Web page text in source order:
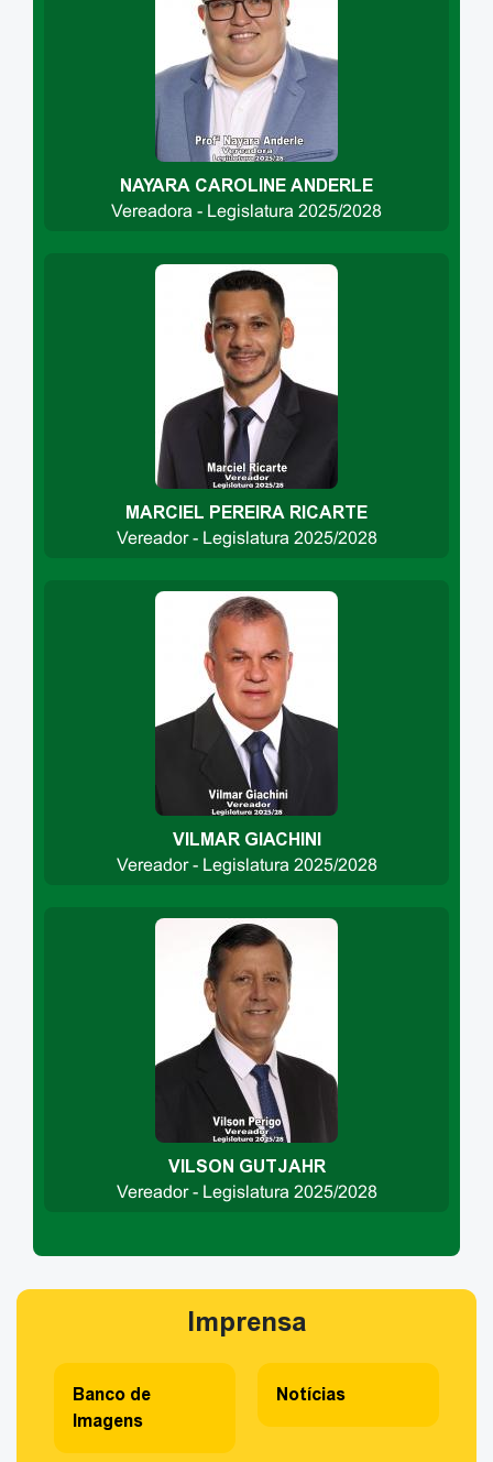
NAYARA CAROLINE ANDERLE
Vereadora - Legislatura 2025/2028
MARCIEL PEREIRA RICARTE
Vereador - Legislatura 2025/2028
VILMAR GIACHINI
Vereador - Legislatura 2025/2028
VILSON GUTJAHR
Vereador - Legislatura 2025/2028
Imprensa
Banco de
Imagens
Notícias